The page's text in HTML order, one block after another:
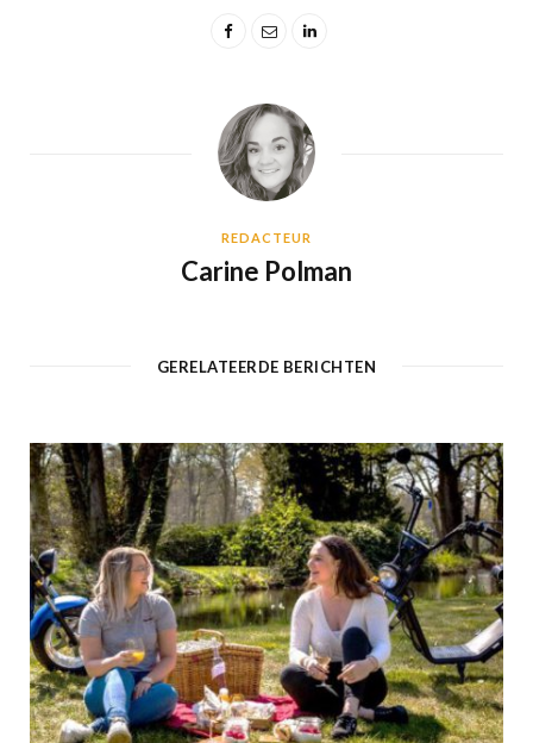
REDACTEUR
Carine Polman
GERELATEERDE BERICHTEN